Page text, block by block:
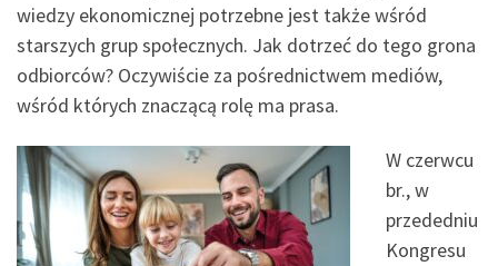
wiedzy ekonomicznej potrzebne jest także wśród
starszych grup społecznych. Jak dotrzeć do tego grona
odbiorców? Oczywiście za pośrednictwem mediów,
wśród których znaczącą rolę ma prasa.
W czerwcu
br., w
przededniu
Kongresu